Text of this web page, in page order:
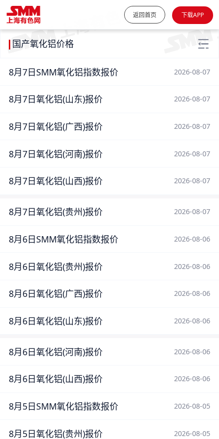
返回首页 下载APP
国产氧化铝价格
8月7日SMM氧化铝指数报价 2026-08-07
8月7日氧化铝(山东)报价 2026-08-07
8月7日氧化铝(广西)报价 2026-08-07
8月7日氧化铝(河南)报价 2026-08-07
8月7日氧化铝(山西)报价 2026-08-07
8月7日氧化铝(贵州)报价 2026-08-07
8月6日SMM氧化铝指数报价 2026-08-06
8月6日氧化铝(贵州)报价 2026-08-06
8月6日氧化铝(广西)报价 2026-08-06
8月6日氧化铝(山东)报价 2026-08-06
8月6日氧化铝(河南)报价 2026-08-06
8月6日氧化铝(山西)报价 2026-08-06
8月5日SMM氧化铝指数报价 2026-08-05
8月5日氧化铝(贵州)报价 2026-08-05